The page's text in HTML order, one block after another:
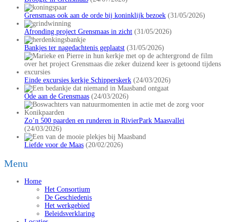
Grensmaas ook aan de orde bij koninklijk bezoek (31/05/2026)
Afronding project Grensmaas in zicht (31/05/2026)
Bankjes ter nagedachtenis geplaatst (31/05/2026)
Einde excursies kerkje Schipperskerk (24/03/2026)
Ode aan de Grensmaas (24/03/2026)
Zo’n 500 paarden en runderen in RivierPark Maasvallei
(24/03/2026)
Liefde voor de Maas (20/02/2026)
Menu
Home
Het Consortium
De Geschiedenis
Het werkgebied
Beleidsverklaring